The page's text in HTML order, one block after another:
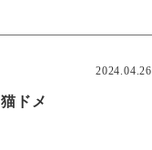
2024.04.26
猫ドメ